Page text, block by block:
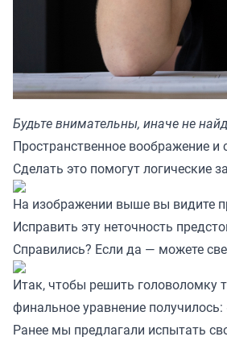
Будьте внимательны, иначе не
Пространственное воображение
Сделать это помогут логические
На изображении выше вы видите
Исправить эту неточность
Справились? Если да — можете
Итак, чтобы решить головоломку
финальное уравнение получилось:
Ранее мы предлагали испытать